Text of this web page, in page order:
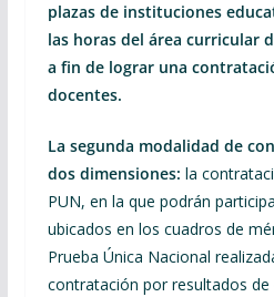
plazas de instituciones
las horas del área curricular
a fin de lograr una
docentes.
La segunda modalidad de
dos dimensiones: la
PUN, en la que podrán
ubicados en los cuadros de
Prueba Única Nacional
contratación por resultados de